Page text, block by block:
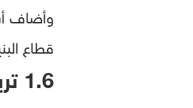
وأضاف
قطاع
1.6 تريليون دولار خلال خمس سنوات